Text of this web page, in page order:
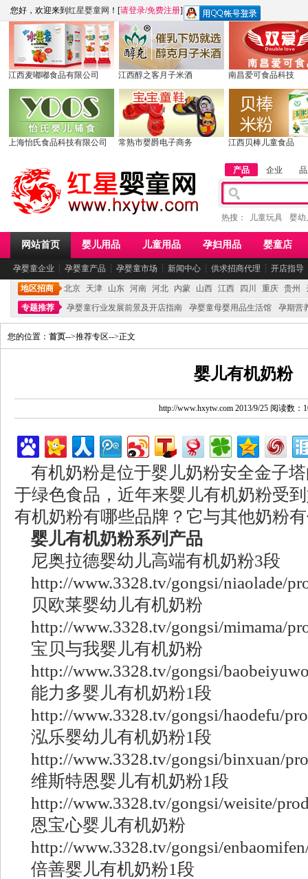
您好，欢迎来到 红星婴童网 ！[请登录/免费注册]
江西麦嘟嘟食品有限公司 江西醇之客月子米酒 南昌爱可食品科技
上海怡氏食品科技有限公司 常熟市婴爵电子商务 江西贝棒儿童食品
产品 企业
热搜： 儿童玩具 婴幼
网站首页 婴儿用品 儿童用品 孕妇用品 婴童店
孕婴童企业 ┆ 孕婴童产品 ┆ 孕婴童市场 ┆ 新闻中心 ┆ 供求招商代理 ┆ 开店指导
地区招商 北京 天津 山东 河南 河北 内蒙 山西 江西 四川 重庆 贵州
专题推荐
孕婴童行业发展前景及开店指南 孕婴童母婴用品生活馆 孕期营
您的位置： 首页-->推荐专区-->正文
婴儿有机奶粉
http://www.hxytw.com 2013/9/25 阅读数：
有机奶粉是位于婴儿奶粉安全金子
于绿色食品，近年来婴儿有机奶粉受
有机奶粉有哪些品牌？它与其他奶粉
婴儿有机奶粉系列产品
尼奥拉德婴幼儿高端有机奶粉3段
http://www.3328.tv/gongsi/niaolade/
贝欧莱婴幼儿有机奶粉
http://www.3328.tv/gongsi/mimama/
宝贝与我婴儿有机奶粉
http://www.3328.tv/gongsi/
能力多婴儿有机奶粉1段
http://www.3328.tv/gongsi/haodefu/
泓乐婴幼儿有机奶粉1段
http://www.3328.tv/gongsi/binxuan/
维斯特恩婴儿有机奶粉1段
http://www.3328.tv/gongsi/weisite/
恩宝心婴儿有机奶粉
http://www.3328.tv/gongsi/
倍善婴儿有机奶粉1段